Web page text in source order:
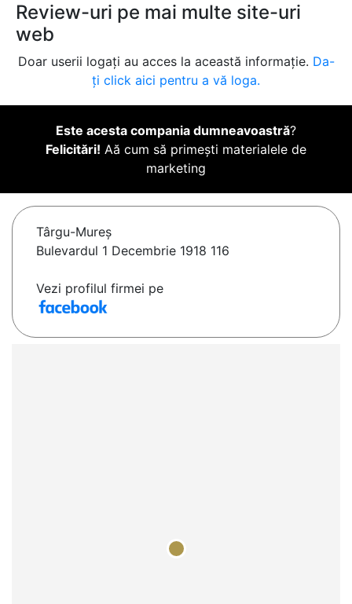
Review-uri pe mai multe site-uri
web
Doar userii logați au acces la această informație. Da-
ți click aici pentru a vă loga.
Este acesta compania dumneavoastră?
Felicitări! Aă cum să primești materialele de
marketing
Târgu-Mureş
Bulevardul 1 Decembrie 1918 116
Vezi profilul firmei pe